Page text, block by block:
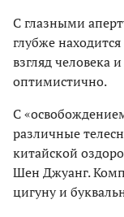
С глазными
глубже
взгляд человека
оптимистично.
С
различные
китайской
Шен Джуанг.
цигуну и